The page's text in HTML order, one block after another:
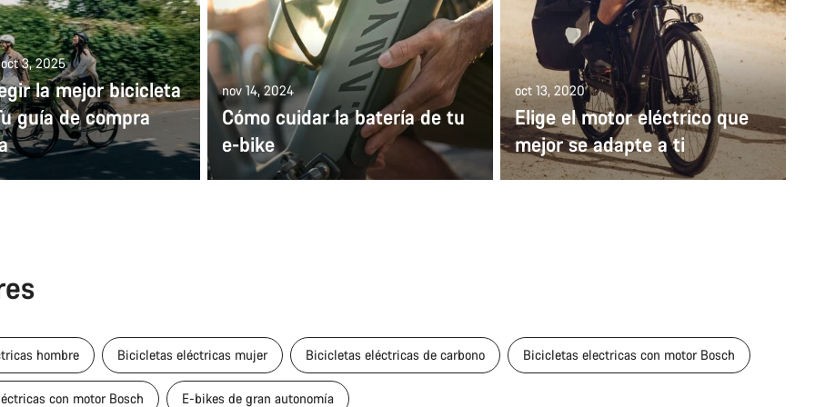
3, 2025
la mejor bicicleta
guía de compra
nov 14, 2024
Cómo cuidar la batería de tu
e-bike
oct 13, 2020
Elige el motor eléctrico que
mejor se adapte a ti
hombre Bicicletas eléctricas mujer Bicicletas eléctricas de carbono Bicicletas electricas con motor Bosch
con motor Bosch E-bikes de gran autonomía